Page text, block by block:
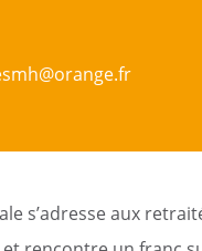
s’adresse aux